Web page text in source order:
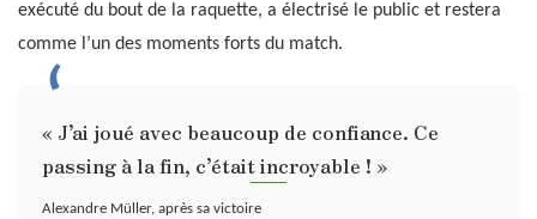
exécuté du bout de la raquette, a électrisé le public et restera
comme l’un des moments forts du match.
« J’ai joué avec beaucoup de confiance. Ce
passing à la fin, c’était incroyable ! »
Alexandre Müller, après sa victoire